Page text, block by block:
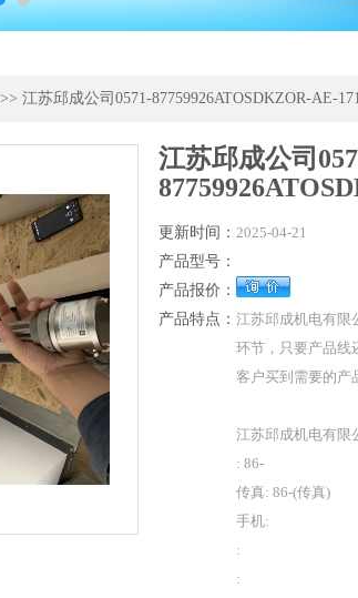
>> 江苏邱成公司0571-87759926ATOSDKZOR-AE-
江苏邱成公司
更新时间： 2025-04-21
产品型号：
产品报价：
产品特点： 江苏邱成机电有限
环节，只要产品线
客户买到需要的产
江苏邱成机电有限
: 86-
传真: 86-(传真)
手机:
:
: